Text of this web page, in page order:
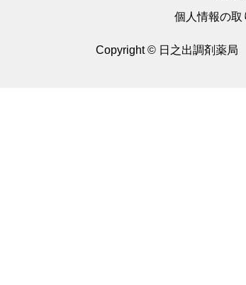
個人情報の取
Copyright © 日之出調剤薬